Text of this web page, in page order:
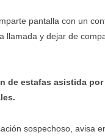
pantalla con un
llamada y dejar de
de estafas asistida por
sospechoso, avisa